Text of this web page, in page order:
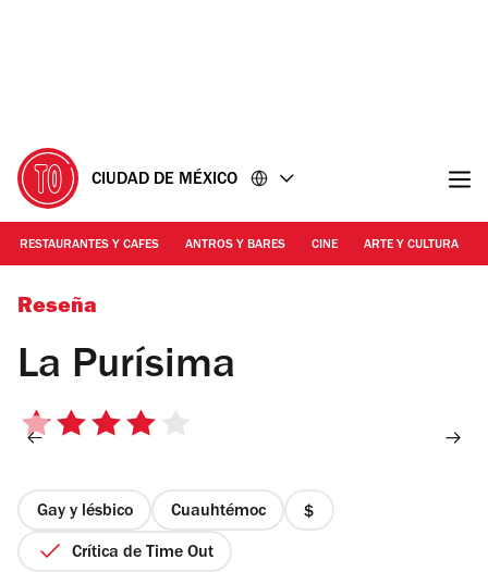
CIUDAD DE MÉXICO
RESTAURANTES Y CAFES ANTROS Y BARES CINE ARTE Y CULTURA
Foto: Tochiro Gallegos
Reseña
La Purísima
4
estrellas
Gay y lésbico Cuauhtémoc
precio
Crítica de Time Out